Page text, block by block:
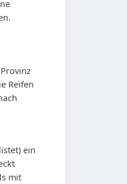
Reifen
ein
mit